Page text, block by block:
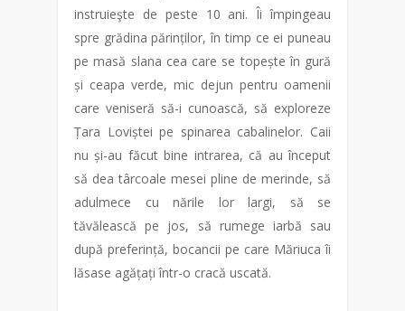
instruieşte de peste 10 ani. Îi împingeau
spre grădina părinților, în timp ce ei puneau
pe masă slana cea care se topește în gură
și ceapa verde, mic dejun pentru oamenii
care veniseră să-i cunoască, să exploreze
Țara Loviștei pe spinarea cabalinelor. Caii
nu și-au făcut bine intrarea, că au început
să dea târcoale mesei pline de merinde, să
adulmece cu nările lor largi, să se
tăvălească pe jos, să rumege iarbă sau
după preferință, bocancii pe care Măriuca îi
lăsase agățați într-o cracă uscată.